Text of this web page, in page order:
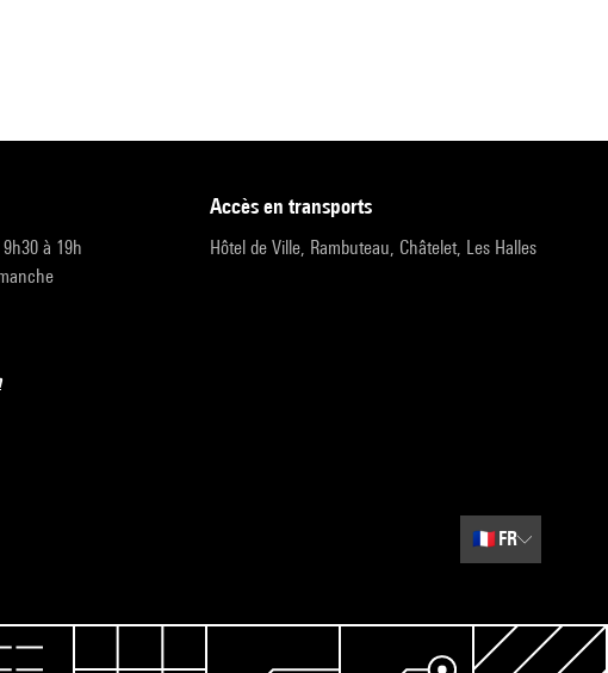
à 19h
accès en transports
Hôtel de Ville, Rambuteau, Châtelet, Les Halles
🇫🇷 FR